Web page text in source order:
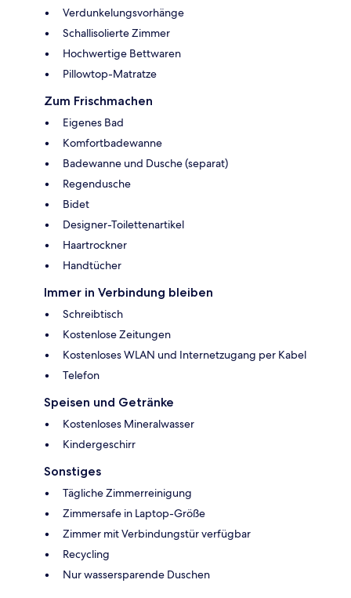
Verdunkelungsvorhänge
Schallisolierte Zimmer
Hochwertige Bettwaren
Pillowtop-Matratze
Zum Frischmachen
Eigenes Bad
Komfortbadewanne
Badewanne und Dusche (separat)
Regendusche
Bidet
Designer-Toilettenartikel
Haartrockner
Handtücher
Immer in Verbindung bleiben
Schreibtisch
Kostenlose Zeitungen
Kostenloses WLAN und Internetzugang per Kabel
Telefon
Speisen und Getränke
Kostenloses Mineralwasser
Kindergeschirr
Sonstiges
Tägliche Zimmerreinigung
Zimmersafe in Laptop-Größe
Zimmer mit Verbindungstür verfügbar
Recycling
Nur wassersparende Duschen